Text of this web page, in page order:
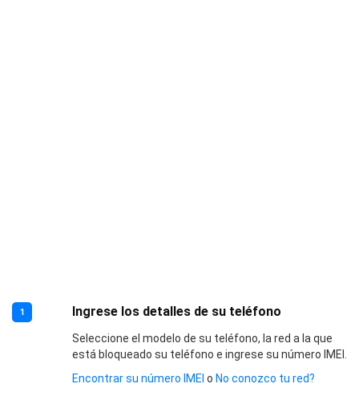
1 Ingrese los detalles de su teléfono
Seleccione el modelo de su teléfono, la red a la que
está bloqueado su teléfono e ingrese su número IMEI.
Encontrar su número IMEI o No conozco tu red?